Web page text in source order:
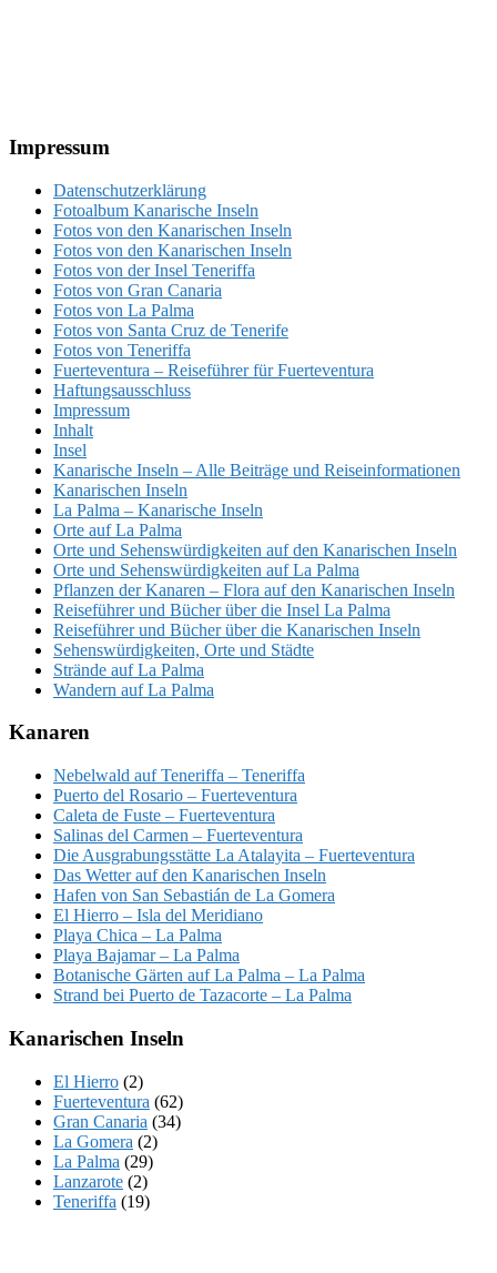
Footer
Impressum
Datenschutzerklärung
Fotoalbum Kanarische Inseln
Fotos von den Kanarischen Inseln
Fotos von den Kanarischen Inseln
Fotos von der Insel Teneriffa
Fotos von Gran Canaria
Fotos von La Palma
Fotos von Santa Cruz de Tenerife
Fotos von Teneriffa
Fuerteventura – Reiseführer für Fuerteventura
Haftungsausschluss
Impressum
Inhalt
Insel
Kanarische Inseln – Alle Beiträge und Reiseinformationen
Kanarischen Inseln
La Palma – Kanarische Inseln
Orte auf La Palma
Orte und Sehenswürdigkeiten auf den Kanarischen Inseln
Orte und Sehenswürdigkeiten auf La Palma
Pflanzen der Kanaren – Flora auf den Kanarischen Inseln
Reiseführer und Bücher über die Insel La Palma
Reiseführer und Bücher über die Kanarischen Inseln
Sehenswürdigkeiten, Orte und Städte
Strände auf La Palma
Wandern auf La Palma
Kanaren
Nebelwald auf Teneriffa – Teneriffa
Puerto del Rosario – Fuerteventura
Caleta de Fuste – Fuerteventura
Salinas del Carmen – Fuerteventura
Die Ausgrabungsstätte La Atalayita – Fuerteventura
Das Wetter auf den Kanarischen Inseln
Hafen von San Sebastián de La Gomera
El Hierro – Isla del Meridiano
Playa Chica – La Palma
Playa Bajamar – La Palma
Botanische Gärten auf La Palma – La Palma
Strand bei Puerto de Tazacorte – La Palma
Kanarischen Inseln
El Hierro (2)
Fuerteventura (62)
Gran Canaria (34)
La Gomera (2)
La Palma (29)
Lanzarote (2)
Teneriffa (19)